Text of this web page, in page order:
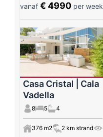
vanaf € 4990 per week
Casa Cristal | Cala
Vadella
8 5 4
376 m2
2 km strand